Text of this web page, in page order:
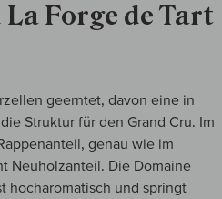
Forge de Tart
geerntet, davon eine in
Struktur für den Grand Cru. Im
genau wie im
Neuholzanteil. Die Domaine
hocharomatisch und springt